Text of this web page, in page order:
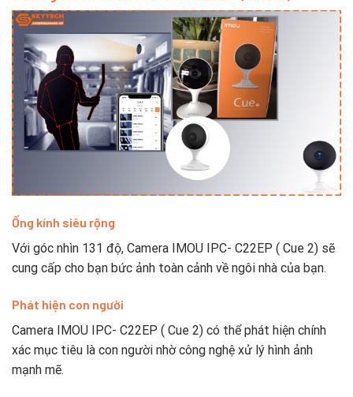
Ống kính siêu rộng
Với góc nhìn 131 độ, Camera IMOU IPC- C22EP ( Cue 2) sẽ
cung cấp cho bạn bức ảnh toàn cảnh về ngôi nhà của bạn.
Phát hiện con người
Camera IMOU IPC- C22EP ( Cue 2) có thể phát hiện chính
xác mục tiêu là con người nhờ công nghệ xử lý hình ảnh
mạnh mẽ.